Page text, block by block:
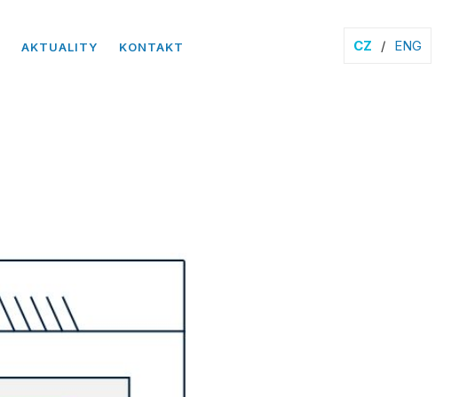
AKTUALITY KONTAKT CZ / ENG